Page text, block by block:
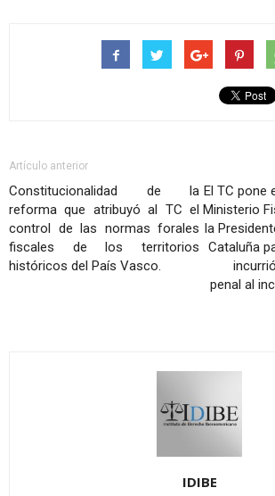
Artículo anterior
Constitucionalidad de la
reforma que atribuyó al TC el
control de las normas forales
fiscales de los territorios
históricos del País Vasco.
El TC pone
Ministerio
la
Cataluña
penal al
IDIBE